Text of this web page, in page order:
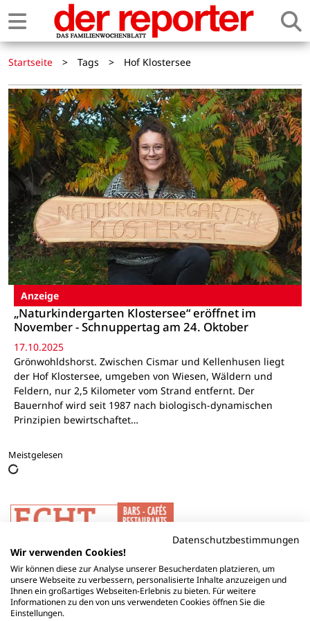
Startseite > Tags > Hof Klostersee
Anzeige
„Naturkindergarten Klostersee“ eröffnet im
November - Schnuppertag am 24. Oktober
17.10.2025
Grönwohldshorst. Zwischen Cismar und Kellenhusen liegt
der Hof Klostersee, umgeben von Wiesen, Wäldern und
Feldern, nur 2,5 Kilometer vom Strand entfernt. Der
Bauernhof wird seit 1987 nach biologisch-dynamischen
Prinzipien bewirtschaftet…
Meistgelesen
Datenschutzbestimmungen
Wir verwenden Cookies!
Wir können diese zur Analyse unserer Besucherdaten platzieren, um
unsere Webseite zu verbessern, personalisierte Inhalte anzuzeigen und
Ihnen ein großartiges Webseiten-Erlebnis zu bieten. Für weitere
Informationen zu den von uns verwendeten Cookies öffnen Sie die
Einstellungen.